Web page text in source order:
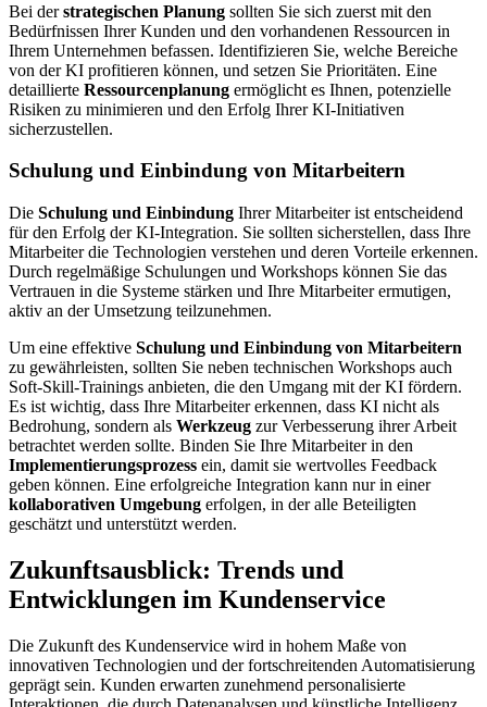
Bei derstrategischen Planung sollten Sie sich zuerst mit den
Bedürfnissen Ihrer Kunden und den vorhandenen Ressourcen in
Ihrem Unternehmen befassen. Identifizieren Sie, welche Bereiche
von der KI profitieren können, und setzen Sie Prioritäten. Eine
detaillierte Ressourcenplanung ermöglicht es Ihnen, potenzielle
Risiken zu minimieren und den Erfolg Ihrer KI-Initiativen
sicherzustellen.
Schulung und Einbindung von Mitarbeitern
Die Schulung und Einbindung Ihrer Mitarbeiter ist entscheidend
für den Erfolg der KI-Integration. Sie sollten sicherstellen, dass Ihre
Mitarbeiter die Technologien verstehen und deren Vorteile erkennen.
Durch regelmäßige Schulungen und Workshops können Sie das
Vertrauen in die Systeme stärken und Ihre Mitarbeiter ermutigen,
aktiv an der Umsetzung teilzunehmen.
Um eine effektive Schulung und Einbindung von Mitarbeitern
zu gewährleisten, sollten Sie neben technischen Workshops auch
Soft-Skill-Trainings anbieten, die den Umgang mit der KI fördern.
Es ist wichtig, dass Ihre Mitarbeiter erkennen, dass KI nicht als
Bedrohung, sondern als Werkzeug zur Verbesserung ihrer Arbeit
betrachtet werden sollte. Binden Sie Ihre Mitarbeiter in den
Implementierungsprozess ein, damit sie wertvolles Feedback
geben können. Eine erfolgreiche Integration kann nur in einer
kollaborativen Umgebung erfolgen, in der alle Beteiligten
geschätzt und unterstützt werden.
Zukunftsausblick: Trends und
Entwicklungen im Kundenservice
Die Zukunft des Kundenservice wird in hohem Maße von
innovativen Technologien und der fortschreitenden Automatisierung
geprägt sein. Kunden erwarten zunehmend personalisierte